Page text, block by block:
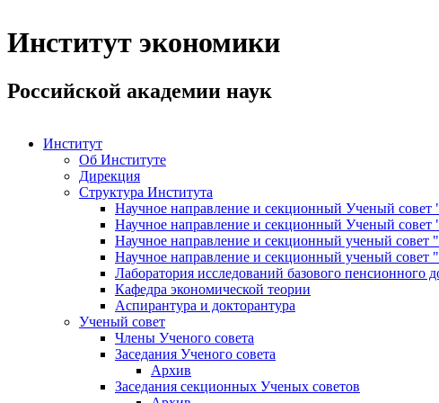
Институт экономики
Российской академии наук
Институт
Об Институте
Дирекция
Структура Института
Научное направление и секционный Ученый совет
Научное направление и секционный Ученый совет
Научное направление и секционный ученый
Научное направление и секционный ученый
Лаборатория исследований базового пенсионного
Кафедра экономической теории
Аспирантура и докторантура
Ученый совет
Члены Ученого совета
Заседания Ученого совета
Архив
Заседания секционных Ученых советов